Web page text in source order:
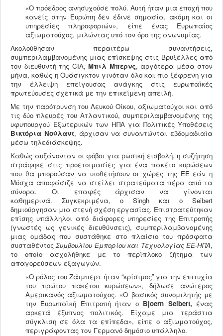
«Ο πρόεδρος ανησυχούσε πολύ. Αυτή ήταν μια εποχή που
κανείς στην Ευρώπη δεν έδινε σημασία, ακόμη και οι
υπηρεσίες πληροφοριών», είπε ένας Ευρωπαίος
αξιωματούχος, μιλώντας υπό τον όρο της ανωνυμίας.
Ακολούθησαν περαιτέρω συναντήσεις,
συμπεριλαμβανομένης μιας επίσκεψης στις Βρυξέλλες από
τον διευθυντή της CIA, Μπιλ Μπερνς, αργότερα μέσα στον
μήνα, καθώς η Ουάσιγκτον γινόταν όλο και πιο ξέφρενη για
την έλλειψη επείγουσας ανάγκης στις ευρωπαϊκές
πρωτεύουσες σχετικά με την επικείμενη απειλή.
Με την παρότρυνση του Λευκού Οίκου, αξιωματούχοι και από
τις δύο πλευρές του Ατλαντικού, συμπεριλαμβανομένης της
υφυπουργού Εξωτερικών των ΗΠΑ για Πολιτικές Υποθέσεις
Βικτόρια Νούλαντ, άρχισαν να συναντώνται εβδομαδιαία
μέσω τηλεδιάσκεψης.
Καθώς αυξάνονταν οι φόβοι για ρωσική εισβολή, η συζήτηση
στράφηκε στις προετοιμασίες για ένα πακέτο κυρώσεων
που θα μπορούσαν να υιοθετήσουν οι χώρες της ΕΕ εάν η
Μόσχα αποφάσιζε να στείλει στρατεύματα πέρα ​​από τα
σύνορα. Οι επαφές άρχισαν να γίνονται
καθημερινά. Συγκεκριμένα, ο Singh και ο Seibert
δημιούργησαν μια στενή σχέση εργασίας. Επιστρατεύτηκαν
επίσης υπάλληλοι από διάφορες υπηρεσίες της Επιτροπής
(γνωστές ως γενικές διευθύνσεις), συμπεριλαμβανομένης
μιας ομάδας που συστάθηκε στο πλαίσιο του πρόσφατα
συσταθέντοςΣυμβουλίου Εμπορίου και Τεχνολογίας ΕΕ-ΗΠΑ,
το οποίο ασχολήθηκε με το περίπλοκο ζήτημα των
απαγορεύσεων εξαγωγών.
«Ο ρόλος του Ζάιμπερτ ήταν “κρίσιμος” για την επιτυχία
του πρώτου πακέτου κυρώσεων», δήλωσε ανώτερος
Αμερικανός αξιωματούχος. «Ο βασικός συνομιλητής με
την Ευρωπαϊκή Επιτροπή ήταν ο Bjoern Seibert, ένας
αρκετά έξυπνος πολιτικός. Είχαμε μια τεράστια
σύγκλιση σε όλα τα επίπεδα», είπε ο αξιωματούχος,
περιγράφοντας τον Γερμανό δημόσιο υπάλληλο.